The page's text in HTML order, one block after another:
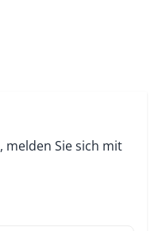
melden Sie sich mit